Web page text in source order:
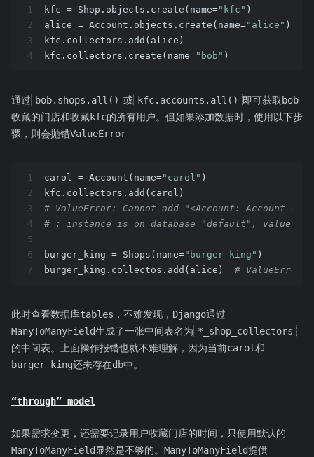
1
2
3
4
kfc = Shop.objects.create(name="kfc" )
alice = Account.objects.create(name="alice" )
kfc.collectors.add(alice)
kfc.collectors.create(name="bob" )
通过 bob.shops.all() 或 kfc.accounts.all()
即可获取bob
收藏的门店和收藏kfc的所有用户。但如果添加数据时，使用以下步
骤，则会抛错ValueError
1
2
3
4
5
6
7
carol = Account(name="carol" )
kfc.collectors.add(carol)
# ValueError: Cannot add "<Account: Account
# : instance is on database "default", value is
burger_king = Shops(name="burger king" )
burger_king.collectos.add(alice) # ValueError
此时查看数据库tables，不难发现，Django通过
ManyToManyField生成了一张中间表名为 *_shop_collectors
的中间表。上面操作报错也就不难理解，因为当前carol和
burger_king还未存在db中。
“through” model
如果需求变更，还需要记录用户收藏门店的时间，只使用默认的
ManyToManyField显然是不够的。ManyToManyField提供